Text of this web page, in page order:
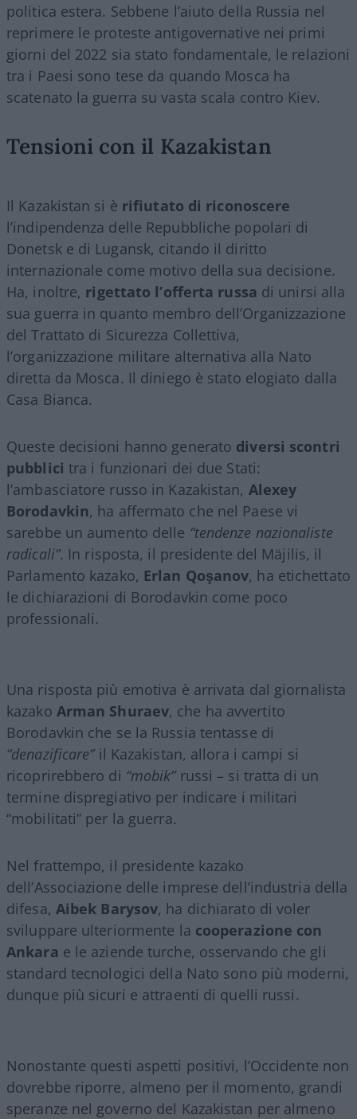
politica estera. Sebbene l’aiuto della Russia nel
reprimere le proteste antigovernative nei primi
giorni del 2022 sia stato fondamentale, le relazioni
tra i Paesi sono tese da quando Mosca ha
scatenato la guerra su vasta scala contro Kiev.
Tensioni con il Kazakistan
Il Kazakistan si è rifiutato di riconoscere
l’indipendenza delle Repubbliche popolari di
Donetsk e di Lugansk, citando il diritto
internazionale come motivo della sua decisione.
Ha, inoltre, rigettato l’offerta russa di unirsi alla
sua guerra in quanto membro dell’Organizzazione
del Trattato di Sicurezza Collettiva,
l’organizzazione militare alternativa alla Nato
diretta da Mosca. Il diniego è stato elogiato dalla
Casa Bianca.
Queste decisioni hanno generato diversi scontri
pubblici tra i funzionari dei due Stati:
l’ambasciatore russo in Kazakistan, Alexey
Borodavkin, ha affermato che nel Paese vi
sarebbe un aumento delle “tendenze nazionaliste
radicali”. In risposta, il presidente del Mäjilis, il
Parlamento kazako, Erlan Qoşanov, ha etichettato
le dichiarazioni di Borodavkin come poco
professionali.
Una risposta più emotiva è arrivata dal giornalista
kazako Arman Shuraev, che ha avvertito
Borodavkin che se la Russia tentasse di
“denazificare”il Kazakistan, allora i campi si
ricoprirebbero di “mobik”russi – si tratta di un
termine dispregiativo per indicare i militari
“mobilitati” per la guerra.
Nel frattempo, il presidente kazako
dell’Associazione delle imprese dell’industria della
difesa, Aibek Barysov, ha dichiarato di voler
sviluppare ulteriormente la cooperazione con
Ankara e le aziende turche, osservando che gli
standard tecnologici della Nato sono più moderni,
dunque più sicuri e attraenti di quelli russi.
Nonostante questi aspetti positivi, l’Occidente non
dovrebbe riporre, almeno per il momento, grandi
speranze nel governo del Kazakistan per almeno